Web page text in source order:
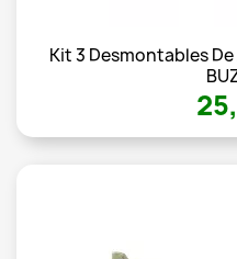
Kit 3 Desmontables